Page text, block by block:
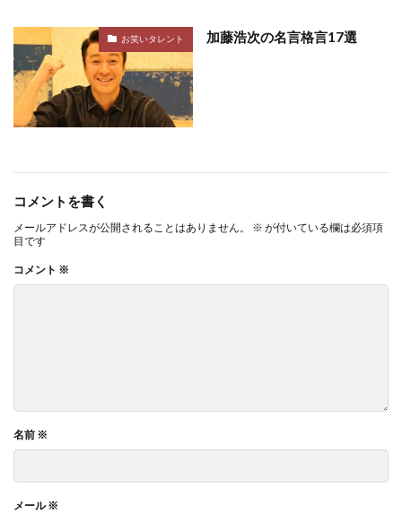
お笑いタレント 加藤浩次の名言格言17選
コメントを書く
メールアドレスが公開されることはありません。 ※ が付いている欄は必須項
目です
コメント ※
名前 ※
メール※